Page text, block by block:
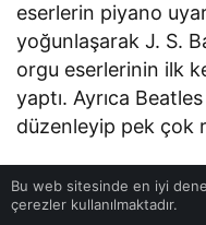
eserlerin piyano
yoğunlaşarak J. S.
orgu eserlerinin ilk
yaptı. Ayrıca
düzenleyip pek çok
2012 yılından bu
Tribute Grubu ‘A
Bu web sitesinde en iyi
çerezler kullanılmaktadır.